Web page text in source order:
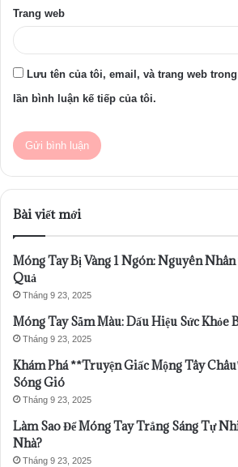
Trang web
Lưu tên của tôi, email, và trang web
lần bình luận kế tiếp của tôi.
Bài viết mới
Móng Tay Bị Vàng 1 Ngón: Nguyên
Quả
Tháng 9 23, 2025
Móng Tay Sẫm Màu: Dấu Hiệu Sức Khỏe
Tháng 9 23, 2025
Khám Phá **Truyện Giấc Mộng Tây
Sóng Gió
Tháng 9 23, 2025
Làm Sao Để Móng Tay Trắng Sáng Tự
Nhà?
Tháng 9 23, 2025